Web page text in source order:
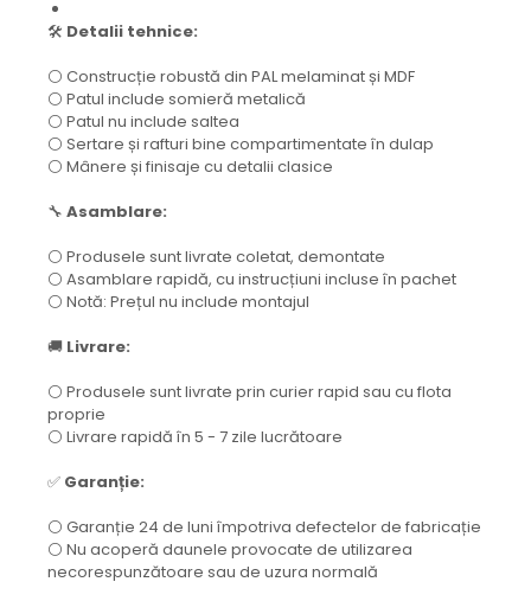
🛠️ Detalii tehnice:
⚪ Construcție robustă din PAL melaminat și MDF
⚪ Patul include somieră metalică
⚪ Patul nu include saltea
⚪ Sertare și rafturi bine compartimentate în dulap
⚪ Mânere și finisaje cu detalii clasice
🔧 Asamblare:
⚪ Produsele sunt livrate coletat, demontate
⚪ Asamblare rapidă, cu instrucțiuni incluse în pachet
⚪ Notă: Prețul nu include montajul
🚚 Livrare:
⚪ Produsele sunt livrate prin curier rapid sau cu flota
proprie
⚪ Livrare rapidă în 5 - 7 zile lucrătoare
✅ Garanție:
⚪ Garanție 24 de luni împotriva defectelor de fabricație
⚪ Nu acoperă daunele provocate de utilizarea
necorespunzătoare sau de uzura normală